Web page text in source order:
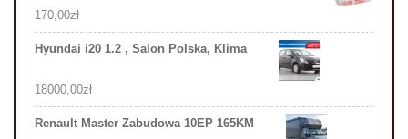
170,00zł
Hyundai i20 1.2 , Salon Polska, Klima
18000,00zł
Renault Master Zabudowa 10EP 165KM